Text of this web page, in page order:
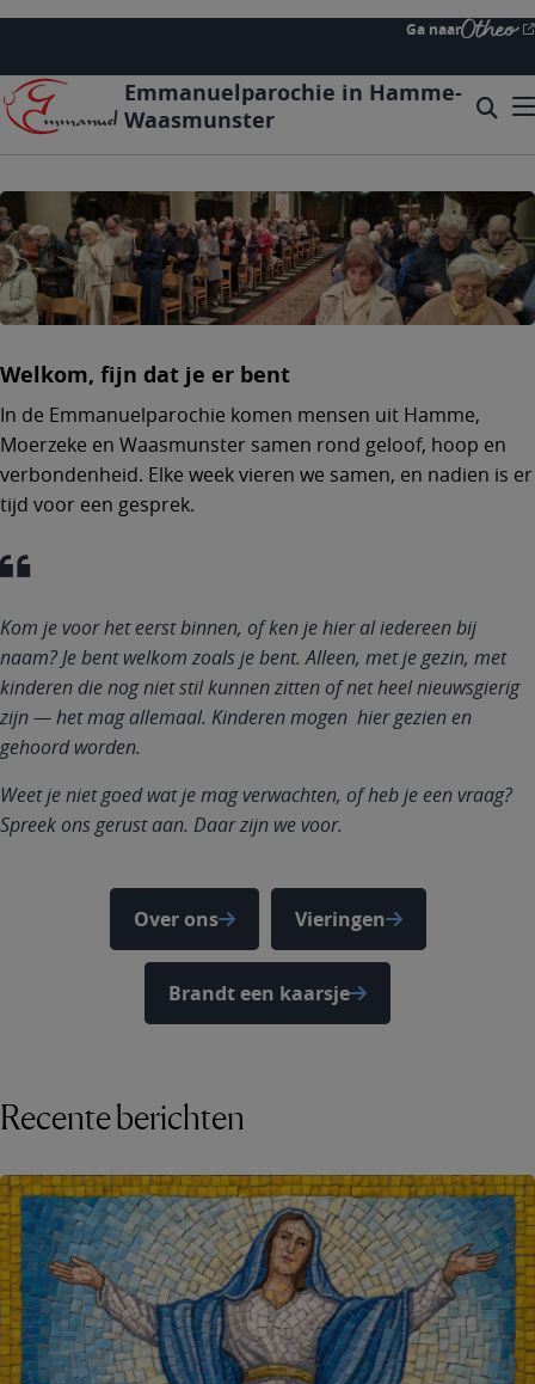
Overslaan
naar
de
inhoud
gaan
Ga naar
Emmanuelparochie in Hamme-
Waasmunster
icon
Welkom, fijn dat je er bent
In de Emmanuelparochie komen mensen uit Hamme,
Moerzeke en Waasmunster samen rond geloof, hoop en
verbondenheid. Elke week vieren we samen, en nadien is er
tijd voor een gesprek.
Kom je voor het eerst binnen, of ken je hier al iedereen bij
naam? Je bent welkom zoals je bent. Alleen, met je gezin, met
kinderen die nog niet stil kunnen zitten of net heel nieuwsgierig
zijn — het mag allemaal. Kinderen mogen hier gezien en
gehoord worden.
Weet je niet goed wat je mag verwachten, of heb je een vraag?
Spreek ons gerust aan. Daar zijn we voor.
Over ons Vieringen
Brandt een kaarsje
Recente berichten